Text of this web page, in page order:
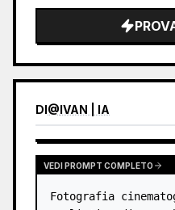
attraversamento
emergendo da un
circola…
DI@IVAN | IA
VEDI PROMPT COMPLETO
Fotografia